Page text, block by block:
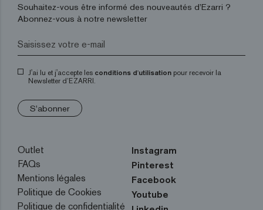
Souhaitez-vous être informé des nouveautés d’Ezarri ?
Abonnez-vous à notre newsletter
J'ai lu et j'accepte les conditions d'utilisation pour recevoir la
Newsletter d’EZARRI.
S'abonner
Outlet
FAQs
Mentions légales
Politique de Cookies
Politique de confidentialité
Instagram
Pinterest
Facebook
Youtube